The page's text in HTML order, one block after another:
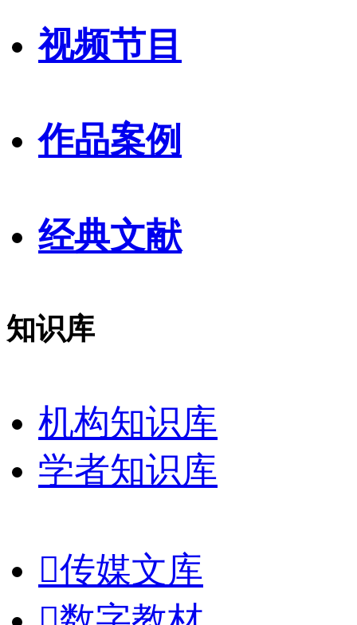
视频节目
作品案例
经典文献
知识库
机构知识库
学者知识库
传媒文库